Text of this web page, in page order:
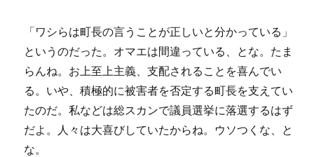
「ワシらは町長の言うことが正しいと分かっている」
というのだった。オマエは間違っている、とな。たま
らんね。お上至上主義、支配されることを喜んでい
る。いや、積極的に被害者を否定する町長を支えてい
たのだ。私などは総スカンで議員選挙に落選するはず
だよ。人々は大喜びしていたからね。ウソつくな、と
な。